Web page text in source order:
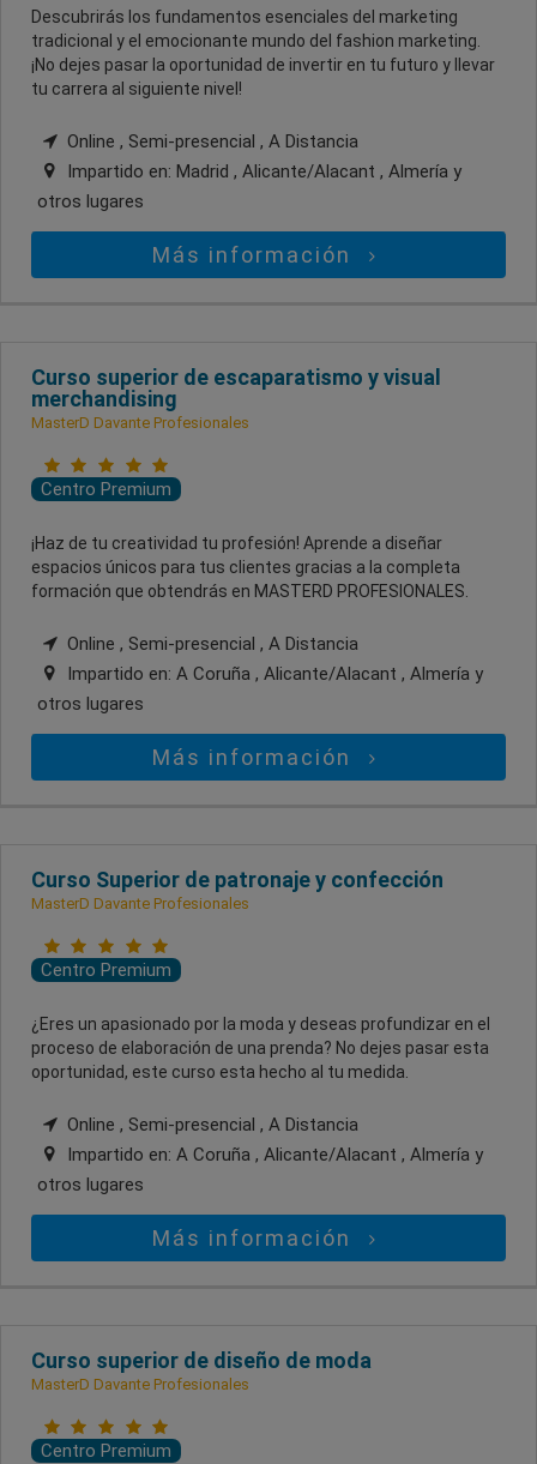
Descubrirás los fundamentos esenciales del marketing
tradicional y el emocionante mundo del fashion marketing.
¡No dejes pasar la oportunidad de invertir en tu futuro y llevar
tu carrera al siguiente nivel!
Online , Semi-presencial , A Distancia
Impartido en: Madrid , Alicante/Alacant , Almería y
otros lugares
Más información
Curso superior de escaparatismo y visual
merchandising
MasterD Davante Profesionales
Centro Premium
¡Haz de tu creatividad tu profesión! Aprende a diseñar
espacios únicos para tus clientes gracias a la completa
formación que obtendrás en MASTERD PROFESIONALES.
Online , Semi-presencial , A Distancia
Impartido en: A Coruña , Alicante/Alacant , Almería y
otros lugares
Más información
Curso Superior de patronaje y confección
MasterD Davante Profesionales
Centro Premium
¿Eres un apasionado por la moda y deseas profundizar en el
proceso de elaboración de una prenda? No dejes pasar esta
oportunidad, este curso esta hecho al tu medida.
Online , Semi-presencial , A Distancia
Impartido en: A Coruña , Alicante/Alacant , Almería y
otros lugares
Más información
Curso superior de diseño de moda
MasterD Davante Profesionales
Centro Premium